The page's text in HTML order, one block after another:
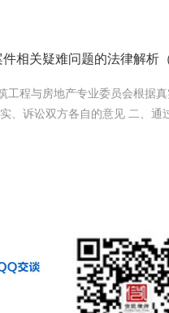
同的签订，首先要确保的是合
所有的工程款结算最基本的就
相关疑难问题的法律解析（
工程与房地产专业委员会根据
、诉讼双方各自的意见 二、通
约定或者约定不明的，下列时